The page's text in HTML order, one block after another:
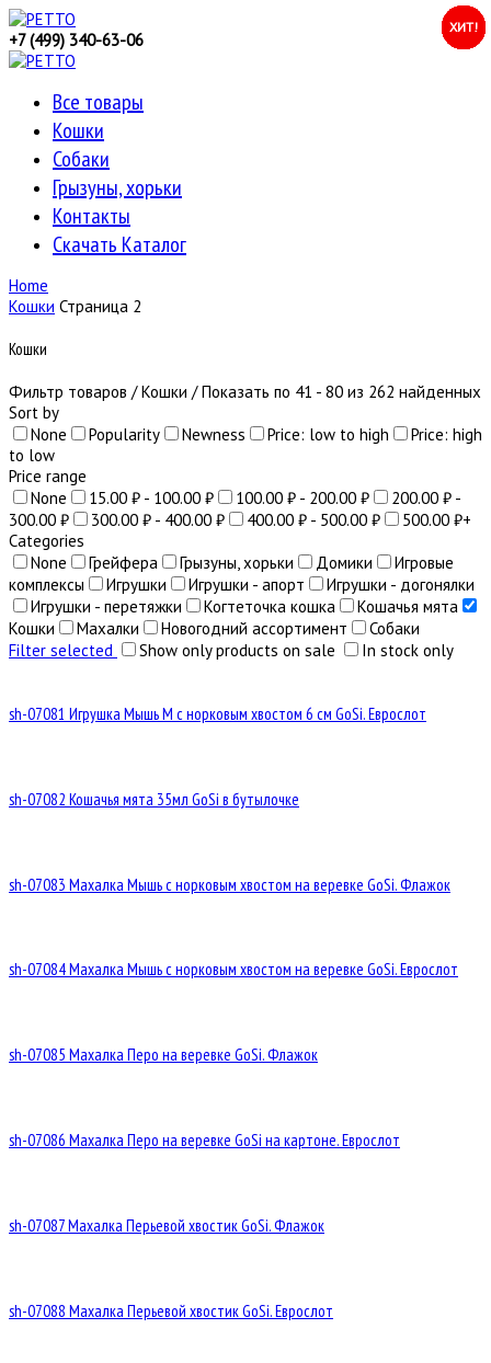
+7 (499) 340-63-06
Все товары
Кошки
Собаки
Грызуны, хорьки
Контакты
Скачать Каталог
Home
Кошки Страница 2
Кошки
Фильтр товаров /Кошки / Показать по 41 - 80 из 262 найденных
Sort by
None
Popularity Newness Price: low to high
Price: high
to low
Price range
None
15.00 ₽ - 100.00 ₽ 100.00 ₽ - 200.00 ₽
200.00 ₽ -
300.00 ₽
300.00 ₽ - 400.00 ₽ 400.00 ₽ - 500.00 ₽
500.00 ₽+
Categories
None
Грейфера Грызуны, хорьки Домики
Игровые
комплексы
Игрушки Игрушки - апорт
Игрушки - догонялки
Игрушки - перетяжки
Когтеточка кошка
Кошачья мята
Кошки
Махалки Новогодний ассортимент
Собаки
Filter selected
Show only products on sale In stock only
ХИТ!
sh-07081 Игрушка Мышь M с норковым хвостом 6 см GoSi. Еврослот
ХИТ!
sh-07082 Кошачья мята 35мл GoSi в бутылочке
sh-07083 Махалка Мышь с норковым хвостом на веревке GoSi. Флажок
ХИТ!
sh-07084 Махалка Мышь с норковым хвостом на веревке GoSi. Еврослот
sh-07085 Махалка Перо на веревке GoSi. Флажок
sh-07086 Махалка Перо на веревке GoSi на картоне. Еврослот
sh-07087 Махалка Перьевой хвостик GoSi. Флажок
sh-07088 Махалка Перьевой хвостик GoSi. Еврослот
ХИТ!
ХИТ!
ХИТ!
ХИТ!
ХИТ!
ХИТ!
ХИТ!
ХИТ!
ХИТ!
ХИТ!
ХИТ!
ХИТ!
ХИТ!
ХИТ!